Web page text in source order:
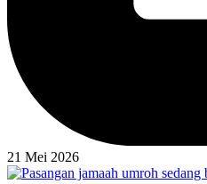
21 Mei 2026